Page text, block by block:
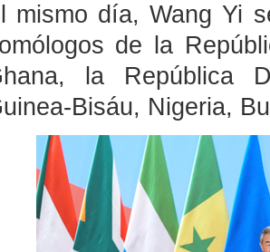
mismo día, Wang Yi
de la
la República
Bisáu, Nigeria,